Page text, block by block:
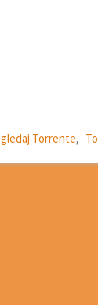
gledaj Torrente,